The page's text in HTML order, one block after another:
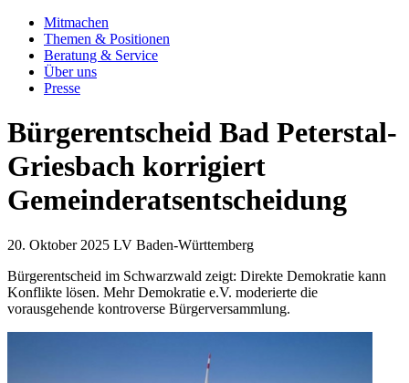
Mitmachen
Themen & Positionen
Beratung & Service
Über uns
Presse
Bürgerentscheid Bad Peterstal-
Griesbach korrigiert
Gemeinderatsentscheidung
20. Oktober 2025 LV Baden-Württemberg
Bürgerentscheid im Schwarzwald zeigt: Direkte Demokratie kann
Konflikte lösen. Mehr Demokratie e.V. moderierte die
vorausgehende kontroverse Bürgerversammlung.